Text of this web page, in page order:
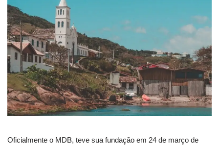
Oficialmente o MDB, teve sua fundação em 24 de março de